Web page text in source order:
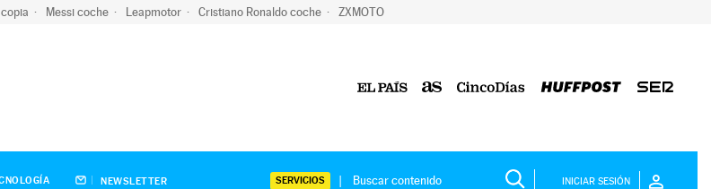
Messi coche Leapmotor Cristiano Ronaldo coche ZXMOTO
NEWSLETTER SERVICIOS INICIAR SESIÓN